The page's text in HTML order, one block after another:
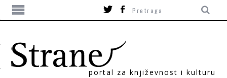
portal za književnost i kulturu